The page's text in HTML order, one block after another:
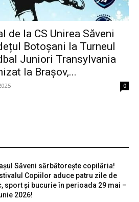
de la CS Unirea Săveni
Botoșani la Turneul
Juniori Transylvania
la Brașov,...
0
Săveni sărbătorește copilăria!
Copiilor aduce patru zile de
sport și bucurie în perioada 29 mai –
2026!